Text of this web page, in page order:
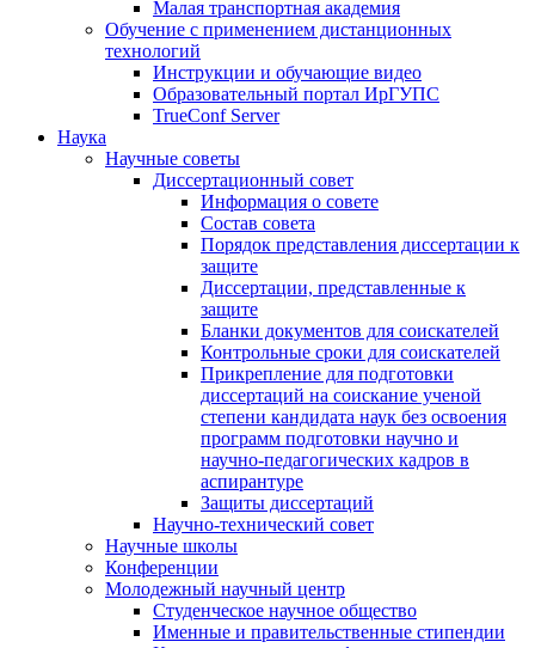
Малая транспортная академия
Обучение с применением дистанционных
технологий
Инструкции и обучающие видео
Образовательный портал ИрГУПС
TrueConf Server
Наука
Научные советы
Диссертационный совет
Информация о совете
Состав совета
Порядок представления диссертации к
защите
Диссертации, представленные к
защите
Бланки документов для соискателей
Контрольные сроки для соискателей
Прикрепление для подготовки
диссертаций на соискание ученой
степени кандидата наук без освоения
программ подготовки научно и
научно-педагогических кадров в
аспирантуре
Защиты диссертаций
Научно-технический совет
Научные школы
Конференции
Молодежный научный центр
Студенческое научное общество
Именные и правительственные стипендии